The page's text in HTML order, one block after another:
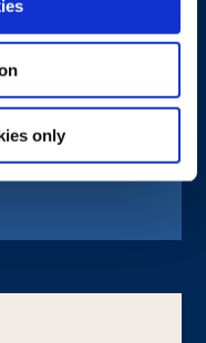
only
tamaño
desde modelos